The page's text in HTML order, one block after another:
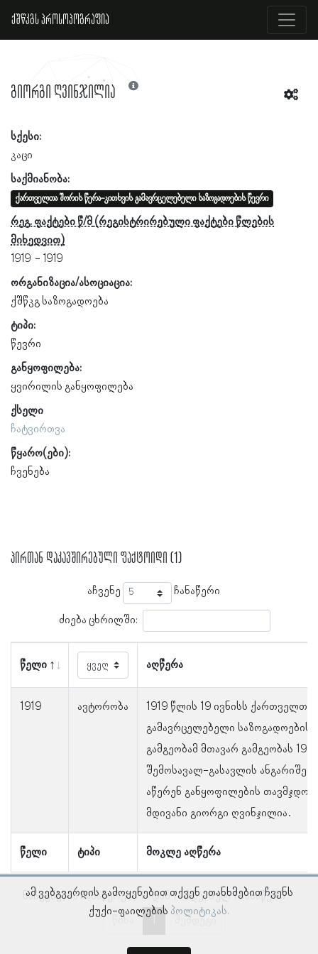
ქშწკგს პროსოპოგრაფია
გიორგი ღვინჯილია
სქესი:
კაცი
საქმიანობა:
ქართველთა შორის წერა-კითხვის გამავრცელებელი საზოგადოების წევრი
რეგ. ფაქტები წ/მ
1919
1919
ორგანიზაცია/ასოციაცია:
ქშწკგ საზოგადოება
ტიპი:
წევრი
განყოფილება:
ყვირილის განყოფილება
ქსელი
ჩატვირთვა
წყარო(ები):
ჩვენება
პირთან დაკავშირებული ფაქტოიდი (1)
აჩვენე ჩანაწერი
ძიება ცხრილში:
წელი აღწერა
წელი ტიპი მოკლე აღწერა
1919 ავტორობა
1919 წლის 19 ივნისს
გამავრცელებელი საზოგადოების
გამგეობამ მთავარ გამგეობას
შემოსავალ-გასავლის
აწერენ განყოფილების
მდივანი გიორგი ღვინჯილია.
ნაჩვენებია ჩანაწერები 1–დან 1–მდე, სულ 1 ჩანაწერი
წინა
შემდეგი
ამ ვებგვერდის გამოყენებით თქვენ ეთანხმებით ჩვენს
ქუქი-ფაილების პოლიტიკას.